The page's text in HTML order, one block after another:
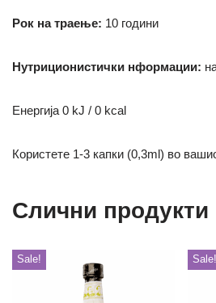
Рок на траење: 10 години
Нутриционистички нформации:
Енергија 0 kJ / 0 kcal
Користете 1-3 капки (0,3ml) во
Слични продукти
Sale! Sale!